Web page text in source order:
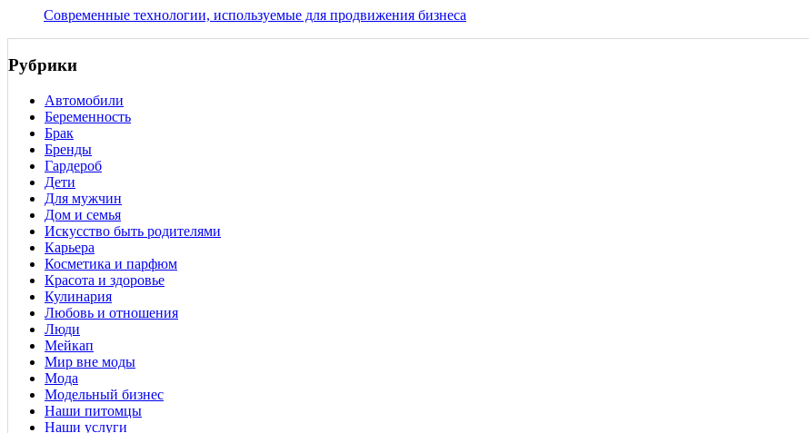
Современные технологии, используемые для продвижения бизнеса
Рубрики
Автомобили
Беременность
Брак
Бренды
Гардероб
Дети
Для мужчин
Дом и семья
Искусство быть родителями
Карьера
Косметика и парфюм
Красота и здоровье
Кулинария
Любовь и отношения
Люди
Мейкап
Мир вне моды
Мода
Модельный бизнес
Наши питомцы
Наши услуги